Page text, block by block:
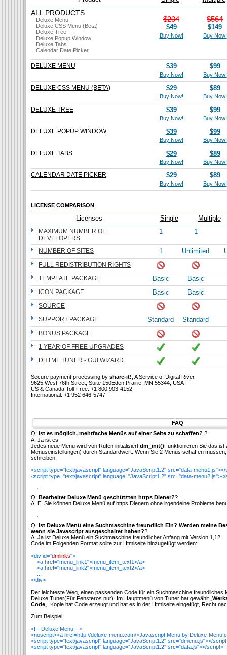
ALL PRODUCTS
Deluxe Menu
Deluxe CSS Menu (Beta)
Deluxe Tree
Deluxe Popup Window
Deluxe Tabs
Calendar Date Picker
$204
$49
Buy Now!
$564
$149
Buy Now!
DELUXE MENU $39
Buy Now!
$99
Buy Now!
DELUXE CSS MENU (BETA) $29
Buy Now!
$89
Buy Now!
DELUXE TREE $39
Buy Now!
$99
Buy Now!
DELUXE POPUP WINDOW $39
Buy Now!
$99
Buy Now!
DELUXE TABS $29
Buy Now!
$89
Buy Now!
CALENDAR DATE PICKER $29
Buy Now!
$89
Buy Now!
LICENSE COMPARISON
Licenses Single Multiple
MAXIMUM NUMBER OF
DEVELOPERS
1 1
NUMBER OF SITES 1 Unlimited
FULL REDISTRIBUTION RIGHTS
TEMPLATE PACKAGE
Basic Basic
ICON PACKAGE Basic Basic
SOURCE
SUPPORT PACKAGE
Standard Standard
BONUS PACKAGE
1 YEAR OF FREE UPGRADES
DHTML TUNER - GUI WIZARD
Secure payment processing by share-it! , A Service of Digital River
9625 West 76th Street, Suite 150Eden Prairie, MN 55344, USA
US & Canada Toll-Free: +1 800 903-4152
International: +1 952 646-5747
FAQ
Q: Ist es möglich, mehrfache Menüs auf einer Seite zu schaffen? ?
A: Ja ist es.
Jedes neue Menü wird von Rufen initialisiert dm_init()Funktionieren Sie das ist
Menuseinstellungen) durch Standardwert. Wenn Sie 2 Menüs schaffen
schreiben:
<script type="text/javascript" language="JavaScript1.2" src="data-menu1.js"></
<script type="text/javascript" language="JavaScript1.2" src="data-menu2.js"></
Q: Bearbeitet Deluxe Menü geschützten https Diener??
A: E, Sie können Deluxe Menü auf https Dienern ohne irgendeine Probleme
Q: Ist Deluxe Menü eine Suchmaschine freundlich Ein? Werden meine
wenn sie Javascript ausgeschaltet haben??
A: Ja ist Deluxe Menü ein Suchmaschine freundlicher Anfang mit Version 1,12.
Code im Folgenden Format sollte zur Htmlseite hinzugefügt werden:
<div id="dmlinks">
<a href="menu_link1">menu_item_text1</a>
<a href="menu_link2">menu_item_text2</a>
</div>
Der leichteste Weg, einen passenden Code für ein Suchmaschine freundliches
Deluxe Tuner(Für Fensteros nur). Im Hauptmenü von Tuner hat gewählt „
Code „, Kopie hat Code erzeugt und hat es in der Htmlseite eingefügt, Recht
Zum Beispiel:
<!-- Deluxe Menu -->
<noscript><a href=http://deluxe-menu.com/>Javascript Menu by Deluxe-
<script type="text/javascript" language="JavaScript1.2" src="dmenu.js"></
<script type="text/javascript" language="JavaScript1.2" src="data.js"></script>